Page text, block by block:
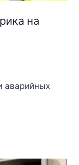
на
аварийных